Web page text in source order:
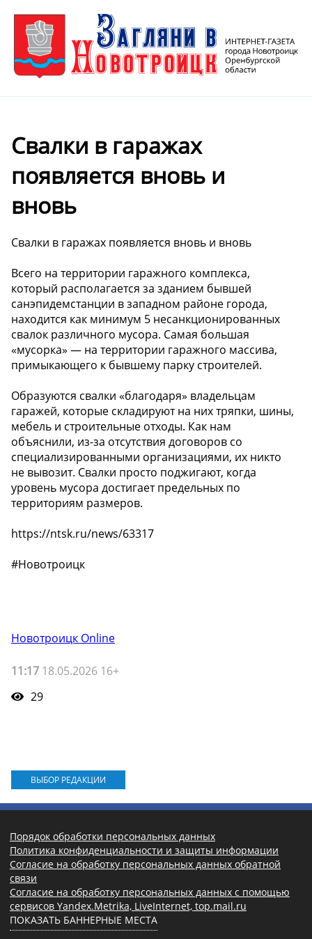
Свалки в гаражах
появляется вновь и
вновь
Свалки в гаражах появляется вновь и вновь
Всего на территории гаражного комплекса,
который располагается за зданием бывшей
санэпидемстанции в западном районе города,
находится как минимум 5 несанкционированных
свалок различного мусора. Самая большая
«мусорка» — на территории гаражного массива,
примыкающего к бывшему парку строителей.
Образуются свалки «благодаря» владельцам
гаражей, которые складируют на них тряпки, шины,
мебель и строительные отходы. Как нам
объяснили, из-за отсутствия договоров со
специализированными организациями, их никто
не вывозит. Свалки просто поджигают, когда
уровень мусора достигает предельных по
территориям размеров.
https://ntsk.ru/news/63317
#Новотроицк
Новотроицк Online
11:17 18.05.2026 16+
29
ВЫБОР РЕДАКЦИИ
Порядок обработки персональных данных
Политика конфиденциальности и защиты информации
Согласие на обработку персональных данных обратной
связи
Согласие на обработку персональных данных с помощью
сервисов Yandex.Metrika, LiveInternet, top.mail.ru
ПОКАЗАТЬ БАННЕРНЫЕ МЕСТА